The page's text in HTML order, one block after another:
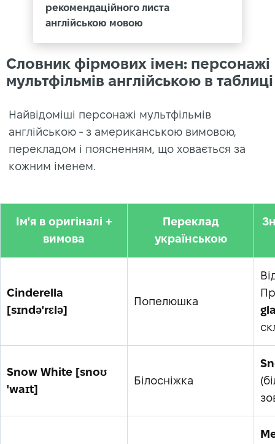
рекомендаційного листа
англійською мовою
Словник фірмових імен: персонажі
мультфільмів англійською в таблиці
Найвідоміші персонажі мультфільмів
англійською - з американською вимовою,
перекладом і поясненням, що ховається за
кожним іменем.
Ім'я в оригіналі +
вимова
Переклад
українською
Cinderella
[sɪndə'rɛlə]
Попелюшка
Snow White [snoʊ
'waɪt]
Білосніжка